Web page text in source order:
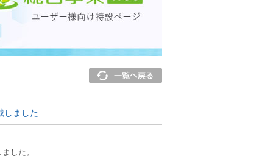
しました
した。